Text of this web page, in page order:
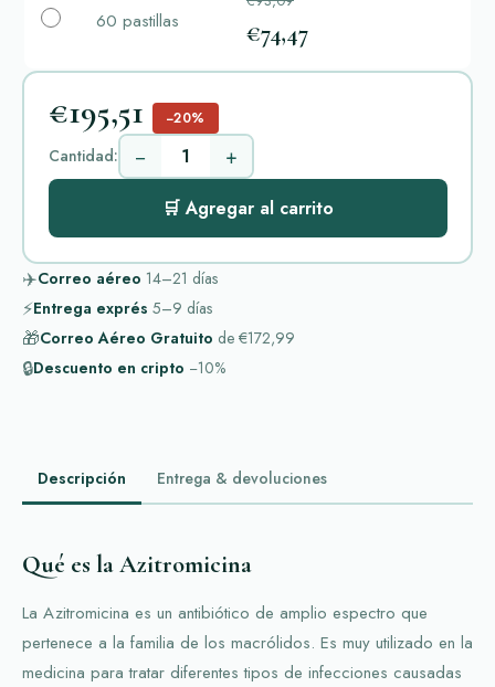
60 pastillas €74,47
€195,51 −20%
Cantidad: − +
🛒 Agregar al carrito
✈️Correo aéreo 14–21 días
⚡Entrega exprés 5–9 días
🎁Correo Aéreo Gratuito de €172,99
🔒Descuento en cripto −10%
Descripción Entrega & devoluciones
Qué es la Azitromicina
La Azitromicina es un antibiótico de amplio espectro que
pertenece a la familia de los macrólidos. Es muy utilizado en la
medicina para tratar diferentes tipos de infecciones causadas